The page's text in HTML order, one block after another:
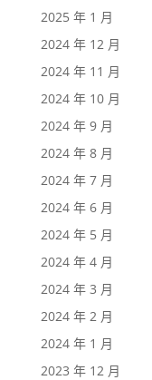
2025 年 1 月
2024 年 12 月
2024 年 11 月
2024 年 10 月
2024 年 9 月
2024 年 8 月
2024 年 7 月
2024 年 6 月
2024 年 5 月
2024 年 4 月
2024 年 3 月
2024 年 2 月
2024 年 1 月
2023 年 12 月